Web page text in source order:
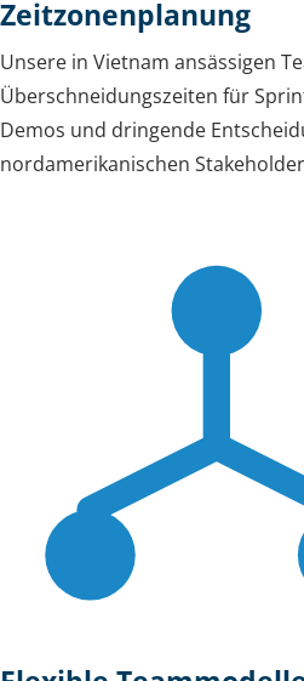
Zeitzonenplanung
Unsere in Vietnam ansässigen
Überschneidungszeiten für
Demos und dringende
nordamerikanischen